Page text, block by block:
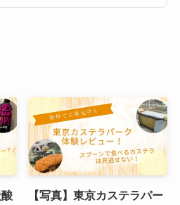
【写真】東京カステラパー